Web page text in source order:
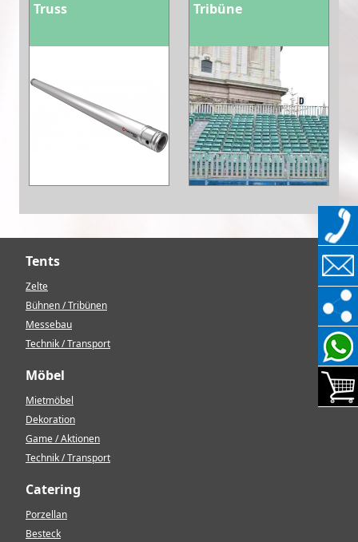
Truss Tribüne
Tents
Zelte
Bühnen / Tribünen
Messebau
Technik / Transport
Möbel
Mietmöbel
Dekoration
Game / Aktionen
Technik / Transport
Catering
Porzellan
Besteck